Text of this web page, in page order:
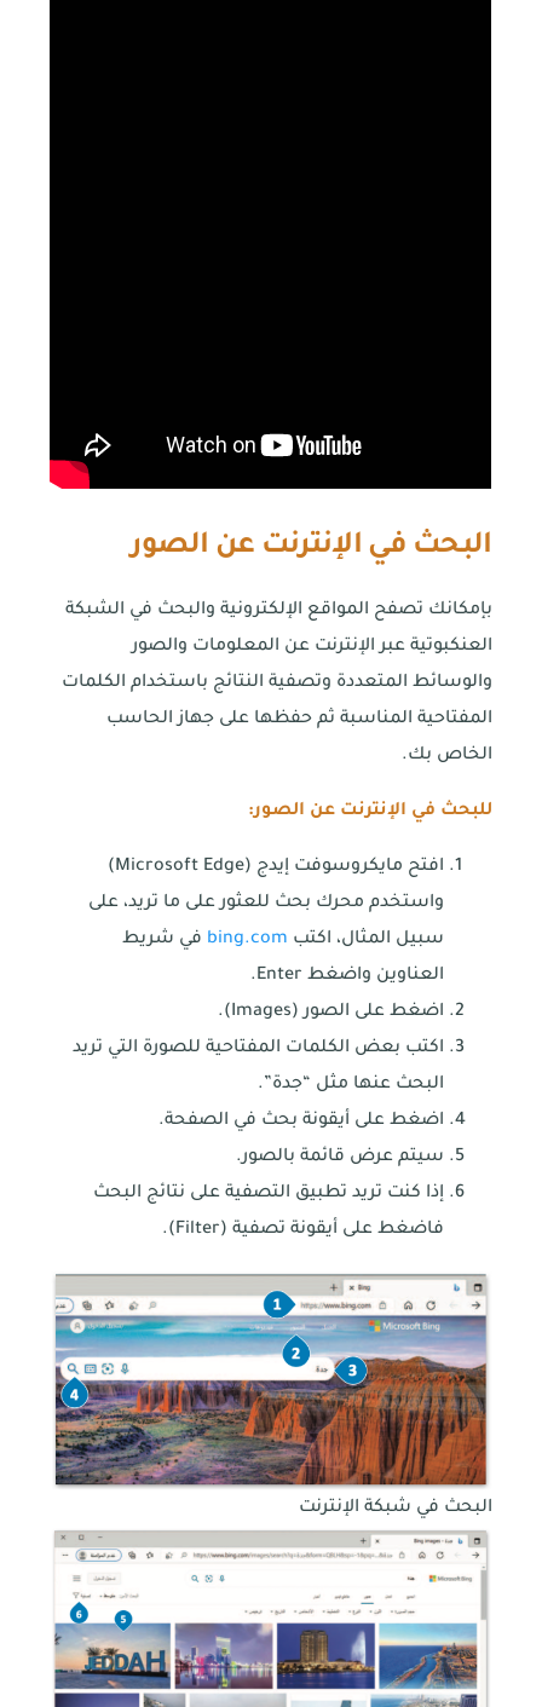
البحث في الإنترنت عن الصور
بإمكانك تصفح المواقع الإلكترونية والبحث في الشبكة
العنكبوتية عبر الإنترنت عن المعلومات والصور
والوسائط المتعددة وتصفية النتائج باستخدام الكلمات
المفتاحية المناسبة ثم حفظها على جهاز الحاسب
الخاص بك.
للبحث في الإنترنت عن الصور:
افتح مايكروسوفت إيدج (Microsoft Edge)
واستخدم محرك بحث للعثور على ما تريد، على
سبيل المثال، اكتب bing.com في شريط
العناوين واضغط Enter.
اضغط على الصور (Images).
اكتب بعض الكلمات المفتاحية للصورة التي تريد
البحث عنها مثل “جدة”.
اضغط على أيقونة بحث في الصفحة.
سيتم عرض قائمة بالصور.
إذا كنت تريد تطبيق التصفية على نتائج البحث
فاضغط على أيقونة تصفية (Filter).
البحث في شبكة الإنترنت